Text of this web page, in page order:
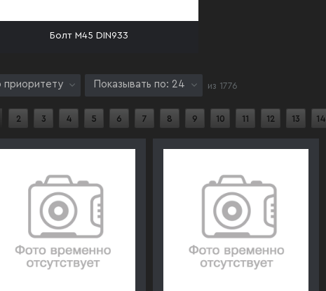
Болт М45 DIN933
приоритету Показывать по: 24 из 1776
2 3 4 5 6 7 8 9 10 11 12 13 14